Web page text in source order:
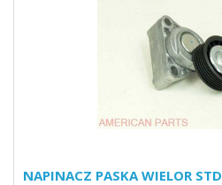
NAPINACZ PASKA WIELOR STD